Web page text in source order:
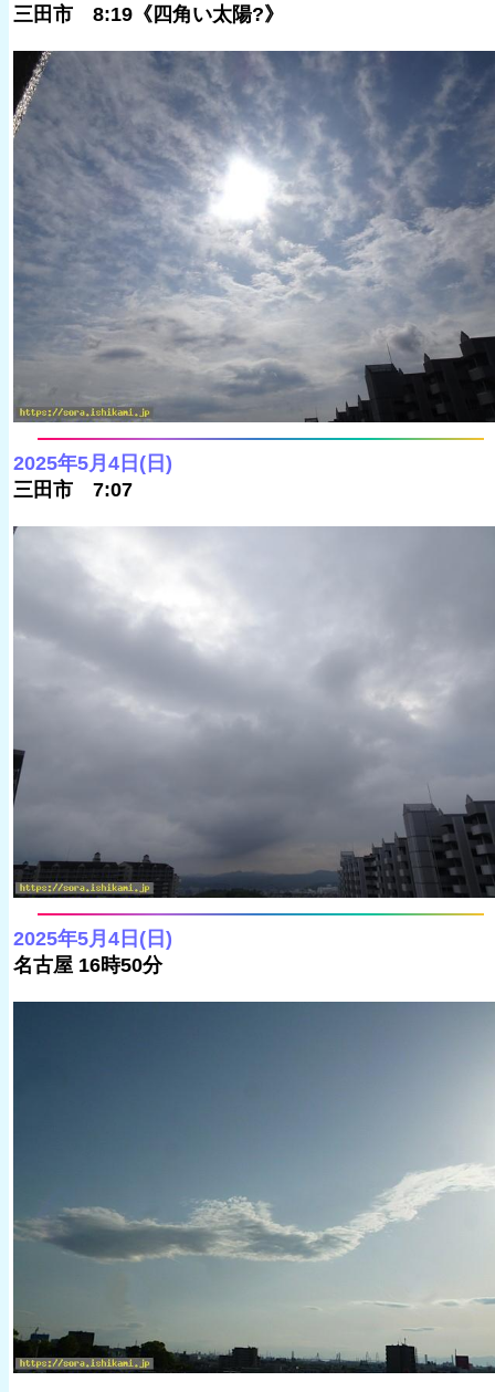
三田市 8:19《四角い太陽?》
2025年5月4日(日)
三田市 7:07
2025年5月4日(日)
名古屋 16時50分